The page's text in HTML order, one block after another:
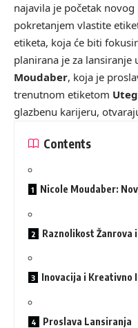
najavila je početak
pokretanjem vlastite
etiketa, koja će biti
planirana je za
Moudaber, koja je
trenutnom etiketom
glazbenu karijeru,
Contents
Nicole Moudaber:
Raznolikost Žanrova
Inovacija i Kreativno
Proslava Lansiranja